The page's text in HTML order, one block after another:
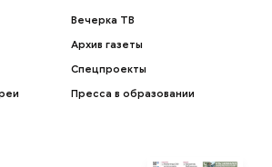
Вечерка ТВ
Архив газеты
Спецпроекты
Пресса в образовании